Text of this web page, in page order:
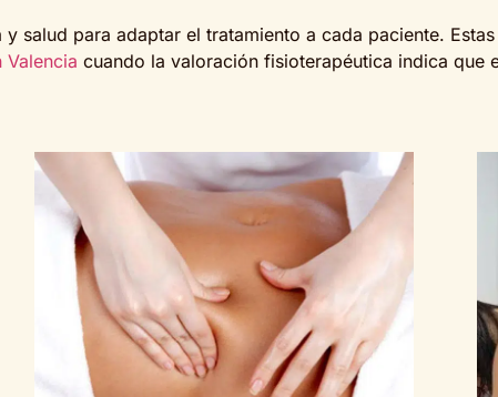
salud para adaptar el tratamiento a cada paciente.
Valencia cuando la valoración fisioterapéutica indica que